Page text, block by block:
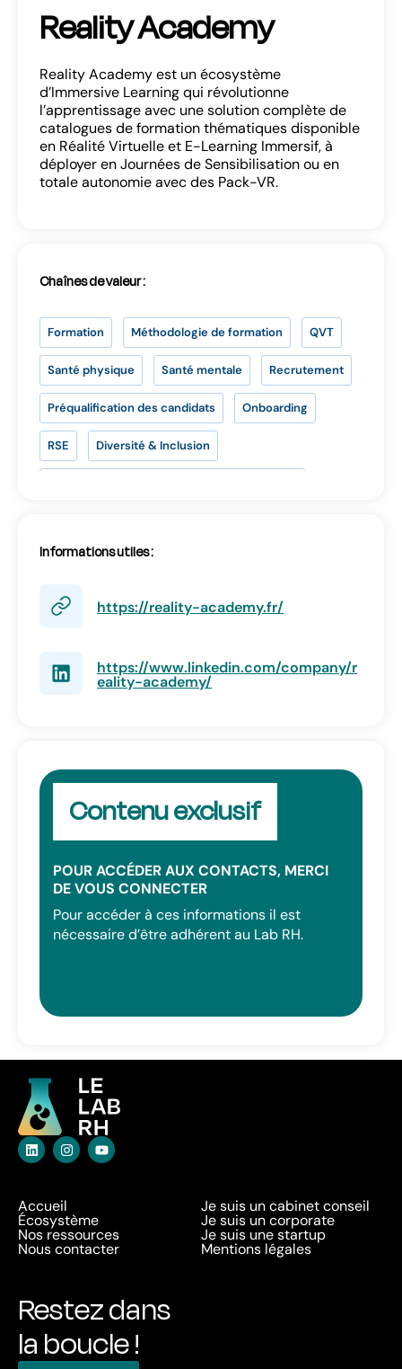
Reality Academy
Reality Academy est un écosystème
d’Immersive Learning qui révolutionne
l’apprentissage avec une solution complète de
catalogues de formation thématiques disponible
en Réalité Virtuelle et E-Learning Immersif, à
déployer en Journées de Sensibilisation ou en
totale autonomie avec des Pack-VR.
Chaînes de valeur :
Formation Méthodologie de formation QVT
Santé physique Santé mentale Recrutement
Préqualification des candidats Onboarding
RSE Diversité & Inclusion
Informations utiles :
https://reality-academy.fr/
https://www.linkedin.com/company/r
eality-academy/
Contenu exclusif
POUR ACCÉDER AUX CONTACTS, MERCI
DE VOUS CONNECTER
Pour accéder à ces informations il est
nécessaire d’être adhérent au Lab RH.
Se connecter
SE CONNECTER
Vous n’avez pas d’adresse e-mail valide ?
Accueil
Écosystème
Nos ressources
Nous contacter
Je suis un cabinet conseil
Je suis un corporate
Je suis une startup
Mentions légales
Restez dans
la boucle !